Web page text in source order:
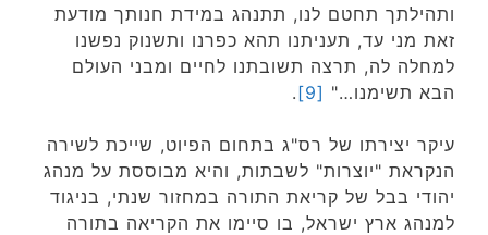
ותהילתך תחטם לנו, תתנהג במידת חנותך מודעת
זאת מני עד, תעניתנו תהא כפרנו ותשנוק נפשנו
למחלה לה, תרצה תשובתנו לחיים ומבני העולם
הבא תשימנו…" [9]
.
עיקר יצירתו של רס"ג בתחום הפיוט, שייכת לשירה
הנקראת "יוצרות" לשבתות, והיא מבוססת על מנהג
יהודי בבל של קריאת התורה במחזור שנתי, בניגוד
למנהג ארץ ישראל, בו סיימו את הקריאה בתורה